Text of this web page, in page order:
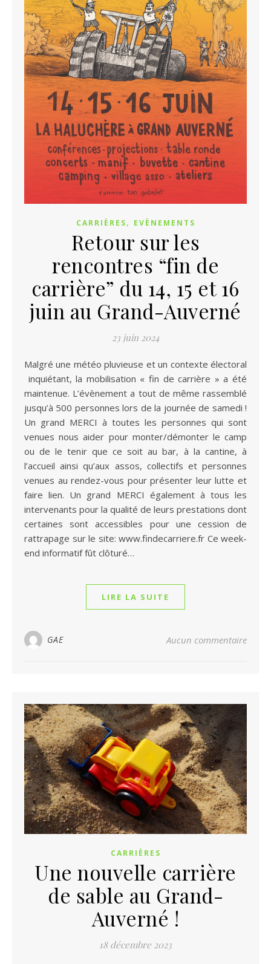
CARRIÈRES, EVÈNEMENTS
Retour sur les
rencontres “fin de
carrière” du 14, 15 et 16
juin au Grand-Auverné
23 juin 2024
Malgré une météo pluvieuse et un contexte électoral
inquiétant, la mobilisation « fin de carrière » a été
maintenue. L’évènement a tout de même rassemblé
jusqu’à 500 personnes lors de la journée de samedi !
Un grand MERCI à toutes les personnes qui sont
venues nous aider pour monter/démonter le camp
ou de le tenir que ce soit au bar, à la cantine, à
l’accueil ainsi qu’aux assos, collectifs et personnes
venues au rendez-vous pour présenter leur lutte et
faire lien. Un grand MERCI également à tous les
intervenants pour la qualité de leurs prestations dont
certaines sont accessibles pour une cession de
rattrapage sur le site: www.findecarriere.fr Ce week-
end informatif fût clôturé…
LIRE LA SUITE
GAE Aucun commentaire
CARRIÈRES
Une nouvelle carrière
de sable au Grand-
Auverné !
18 décembre 2023